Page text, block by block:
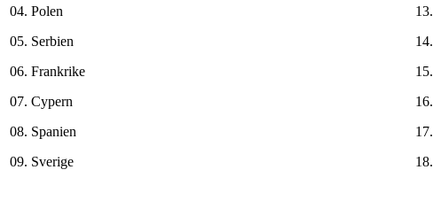
04. Polen
05. Serbien
06. Frankrike
07. Cypern
08. Spanien
09. Sverige
13.
14.
15.
16.
17.
18.